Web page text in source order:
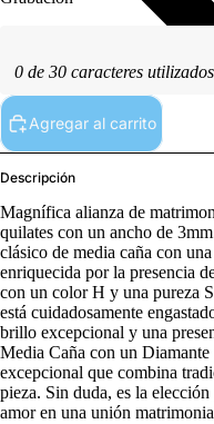
0 de 30 caracteres utilizados
Agregar al carrito
Descripción
Magnífica alianza de
quilates con un ancho de
clásico de media caña con
enriquecida por la presencia
con un color H y una pureza
está cuidadosamente
brillo excepcional y una
Media Caña con un
excepcional que combina
pieza. Sin duda, es la
amor en una unión